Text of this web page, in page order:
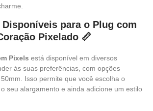
Disponíveis para o Plug com
Pixelado 📏
Pixels está disponível em diversos
às suas preferências, com opções
Isso permite que você escolha o
seu alargamento e ainda adicione um estilo